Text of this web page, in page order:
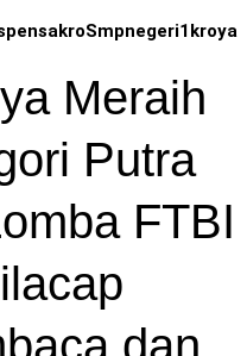
Smpnegeri1kroya
Meraih
Putra
FTBI
dan